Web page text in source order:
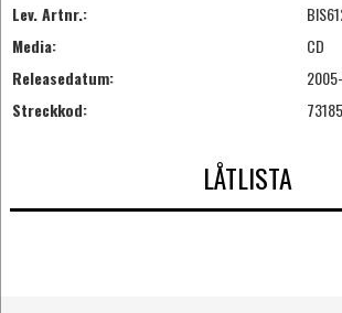
Lev. Artnr.:
Media:
CD
Releasedatum:
Streckkod:
LÅTLISTA